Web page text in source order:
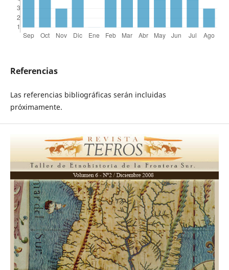
Referencias
Las referencias bibliográficas serán incluidas
próximamente.